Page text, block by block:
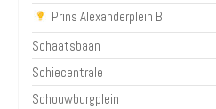
Prins Alexanderplein B
Schaatsbaan
Schiecentrale
Schouwburgplein